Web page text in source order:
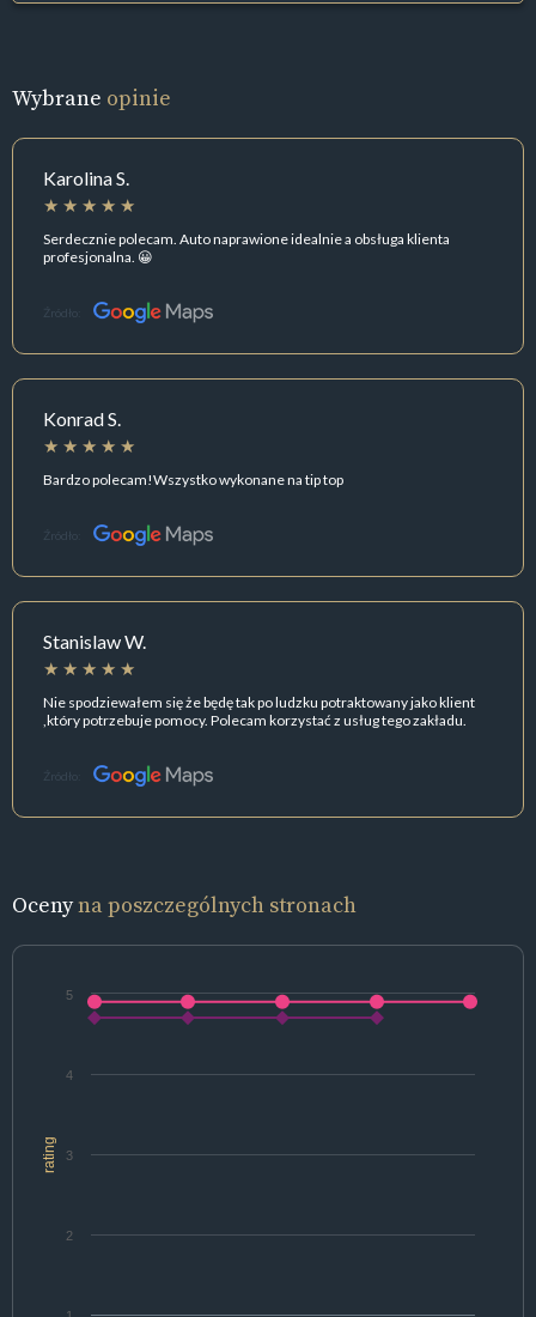
Wybrane opinie
Karolina S.
Serdecznie polecam. Auto naprawione idealnie a obsługa klienta
profesjonalna. 😀
Źródło:
Konrad S.
Bardzo polecam!Wszystko wykonane na tip top
Źródło:
Stanislaw W.
Nie spodziewałem się że będę tak po ludzku potraktowany jako klient
,który potrzebuje pomocy. Polecam korzystać z usług tego zakładu.
Źródło:
Ocenyna poszczególnych stronach
rating
2
3
4
5